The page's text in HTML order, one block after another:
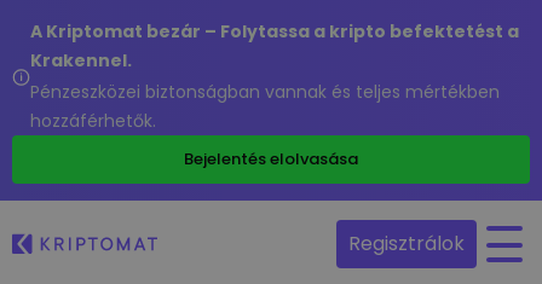
A Kriptomat bezár – Folytassa a kripto befektetést a
Krakennel.
Pénzeszközei biztonságban vannak és teljes mértékben
hozzáférhetők.
Bejelentés elolvasása
Regisztrálok